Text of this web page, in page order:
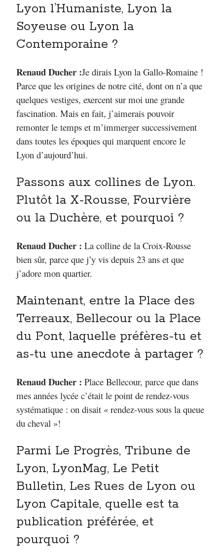
Lyon l’Humaniste, Lyon la
Soyeuse ou Lyon la
Contemporaine ?
Renaud Ducher :Je dirais Lyon la Gallo-Romaine !
Parce que les origines de notre cité, dont on n’a que
quelques vestiges, exercent sur moi une grande
fascination. Mais en fait, j’aimerais pouvoir
remonter le temps et m’immerger successivement
dans toutes les époques qui marquent encore le
Lyon d’aujourd’hui.
Passons aux collines de Lyon.
Plutôt la X-Rousse, Fourvière
ou la Duchère, et pourquoi ?
Renaud Ducher : La colline de la Croix-Rousse
bien sûr, parce que j’y vis depuis 23 ans et que
j’adore mon quartier.
Maintenant, entre la Place des
Terreaux, Bellecour ou la Place
du Pont, laquelle préfères-tu et
as-tu une anecdote à partager ?
Renaud Ducher : Place Bellecour, parce que dans
mes années lycée c’était le point de rendez-vous
systématique : on disait « rendez-vous sous la queue
du cheval »!
Parmi Le Progrès, Tribune de
Lyon, LyonMag, Le Petit
Bulletin, Les Rues de Lyon ou
Lyon Capitale, quelle est ta
publication préférée, et
pourquoi ?